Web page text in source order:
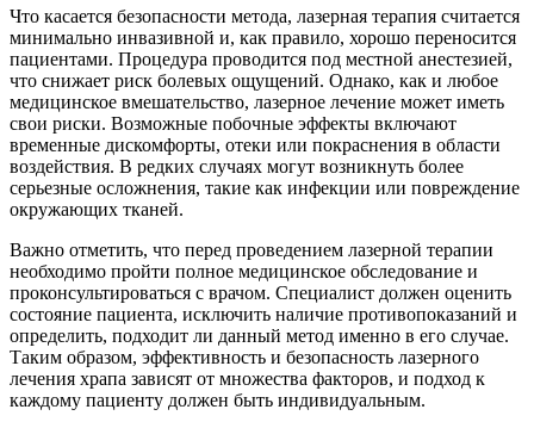
Что касается безопасности метода, лазерная терапия считается
минимально инвазивной и, как правило, хорошо переносится
пациентами. Процедура проводится под местной анестезией,
что снижает риск болевых ощущений. Однако, как и любое
медицинское вмешательство, лазерное лечение может иметь
свои риски. Возможные побочные эффекты включают
временные дискомфорты, отеки или покраснения в области
воздействия. В редких случаях могут возникнуть более
серьезные осложнения, такие как инфекции или повреждение
окружающих тканей.
Важно отметить, что перед проведением лазерной терапии
необходимо пройти полное медицинское обследование и
проконсультироваться с врачом. Специалист должен оценить
состояние пациента, исключить наличие противопоказаний и
определить, подходит ли данный метод именно в его случае.
Таким образом, эффективность и безопасность лазерного
лечения храпа зависят от множества факторов, и подход к
каждому пациенту должен быть индивидуальным.